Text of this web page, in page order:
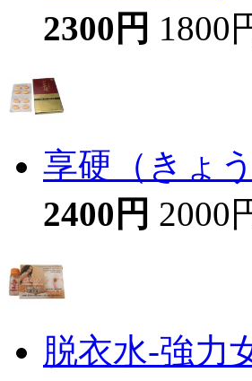
2300円 1800
享硬（きょ
2400円 2000
脱衣水-強力